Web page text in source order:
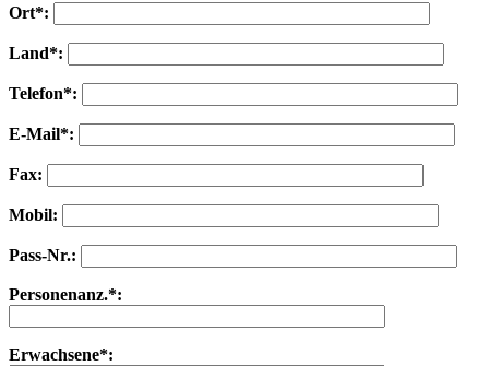
Ort*:
Land*:
Telefon*:
E-Mail*:
Fax:
Mobil:
Pass-Nr.:
Personenanz.*:
Erwachsene*: